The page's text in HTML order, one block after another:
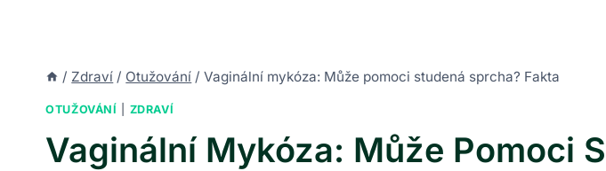
/ Zdraví / Otužování / Vaginální mykóza: Může pomoci studená sprcha? Fakta
OTUŽOVÁNÍ ZDRAVÍ
Vaginální Mykóza: Může Pomoci